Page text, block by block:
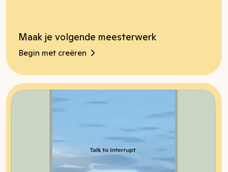
Maak je volgende meesterwerk
Begin met creëren